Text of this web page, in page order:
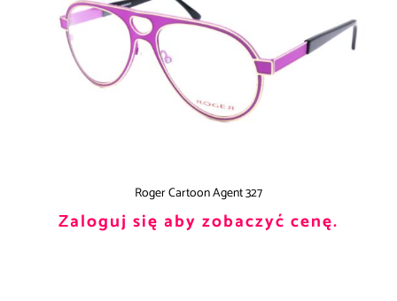
Roger Cartoon Agent 327
Zaloguj się aby zobaczyć cenę.